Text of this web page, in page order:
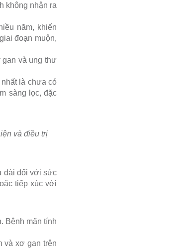
không nhận ra
năm, khiến
đoạn muộn,
gan và ung thư
là chưa có
sàng lọc, đặc
và điều trị
dài đối với sức
tiếp xúc với
Bệnh mãn tính
và xơ gan trên